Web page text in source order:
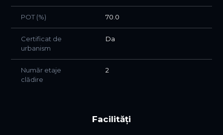
POT (%) 70.0
Certificat de
urbanism
Da
Număr etaje
clădire
2
Facilități